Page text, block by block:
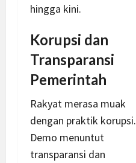
hingga kini.
Korupsi dan
Transparansi
Pemerintah
Rakyat merasa muak
dengan praktik korupsi.
Demo menuntut
transparansi dan